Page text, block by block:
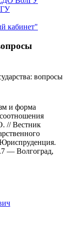
кабинет"
вопросы
и форма
// Вестник
— Волгоград,